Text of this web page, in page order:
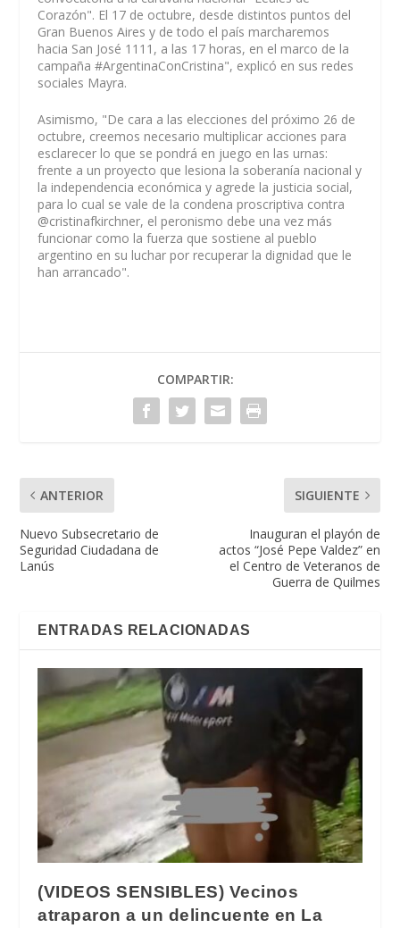
Corazón". El 17 de octubre, desde distintos puntos del
Gran Buenos Aires y de todo el país marcharemos
hacia San José 1111, a las 17 horas, en el marco de la
campaña #ArgentinaConCristina", explicó en sus redes
sociales Mayra.
Asimismo, "De cara a las elecciones del próximo 26 de
octubre, creemos necesario multiplicar acciones para
esclarecer lo que se pondrá en juego en las urnas:
frente a un proyecto que lesiona la soberanía nacional y
la independencia económica y agrede la justicia social,
para lo cual se vale de la condena proscriptiva contra
@cristinafkirchner, el peronismo debe una vez más
funcionar como la fuerza que sostiene al pueblo
argentino en su luchar por recuperar la dignidad que le
han arrancado".
COMPARTIR:
ANTERIOR
Nuevo Subsecretario de
Seguridad Ciudadana de
Lanús
SIGUIENTE
Inauguran el playón de
actos “José Pepe Valdez” en
el Centro de Veteranos de
Guerra de Quilmes
ENTRADAS RELACIONADAS
(VIDEOS SENSIBLES) Vecinos
atraparon a un delincuente en La